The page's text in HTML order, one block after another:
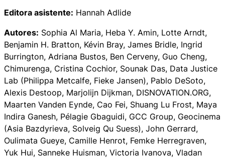
Editora asistente: Hannah Adlide
Autores: Sophia Al Maria, Heba Y. Amin, Lotte Arndt,
Benjamin H. Bratton, Kévin Bray, James Bridle, Ingrid
Burrington, Adriana Bustos, Ben Cerveny, Guo Cheng,
Chimurenga, Cristina Cochior, Sounak Das, Data Justice
Lab (Philippa Metcalfe, Fieke Jansen), Pablo DeSoto,
Alexis Destoop, Marjolijn Dijkman, DISNOVATION.ORG,
Maarten Vanden Eynde, Cao Fei, Shuang Lu Frost, Maya
Indira Ganesh, Pélagie Gbaguidi, GCC Group, Geocinema
(Asia Bazdyrieva, Solveig Qu Suess), John Gerrard,
Oulimata Gueye, Camille Henrot, Femke Herregraven,
Yuk Hui, Sanneke Huisman, Victoria Ivanova, Vladan